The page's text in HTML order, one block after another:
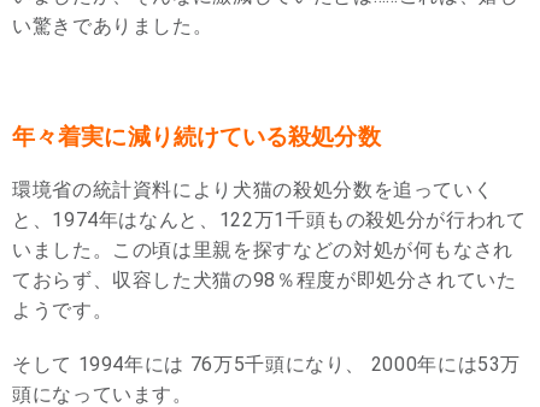
い驚きでありました。
年々着実に減り続けている殺処分数
環境省の統計資料により犬猫の殺処分数を追っていく
と、1974年はなんと、122万1千頭もの殺処分が行われて
いました。この頃は里親を探すなどの対処が何もなされ
ておらず、収容した犬猫の98％程度が即処分されていた
ようです。
そして 1994年には 76万5千頭になり、 2000年には53万
頭になっています。